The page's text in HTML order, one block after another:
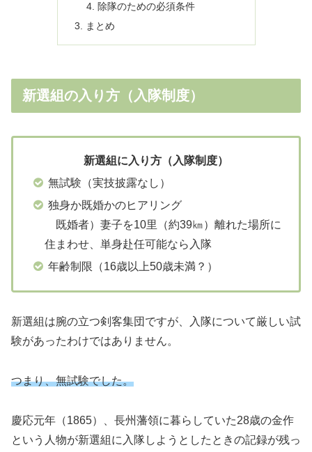
除隊のための必須条件
まとめ
新選組の入り方（入隊制度）
新選組に入り方（入隊制度）
無試験（実技披露なし）
独身か既婚かのヒアリング
既婚者）妻子を10里（約39㎞）離れた場所に
住まわせ、単身赴任可能なら入隊
年齢制限（16歳以上50歳未満？）
新選組は腕の立つ剣客集団ですが、入隊について厳しい試
験があったわけではありません。
つまり、無試験でした。
慶応元年（1865）、長州藩領に暮らしていた28歳の金作
という人物が新選組に入隊しようとしたときの記録が残っ